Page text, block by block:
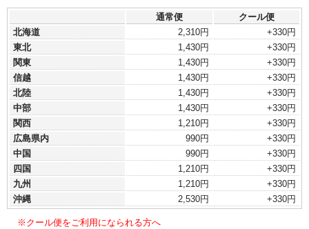
通常便
クール便
北海道
2,310円
+330円
東北
1,430円
+330円
関東
1,430円
+330円
信越
1,430円
+330円
北陸
1,430円
+330円
中部
1,430円
+330円
関西
1,210円
+330円
広島県内
990円
+330円
中国
990円
+330円
四国
1,210円
+330円
九州
1,210円
+330円
沖縄
2,530円 +330円
※クール便をご利用になられる方へ